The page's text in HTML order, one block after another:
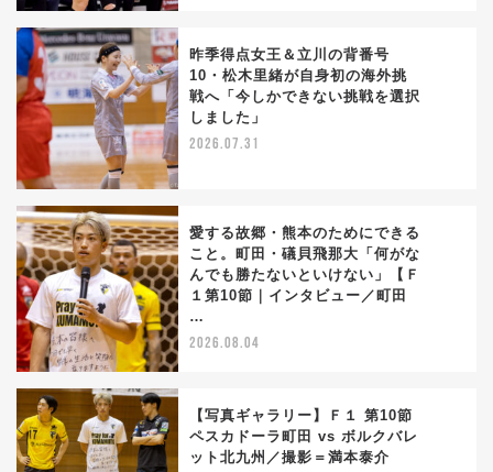
昨季得点女王＆立川の背番号
10・松木里緒が自身初の海外挑
戦へ「今しかできない挑戦を選択
しました」
2026.07.31
愛する故郷・熊本のためにできる
こと。町田・礒貝飛那大「何がな
んでも勝たないといけない」【Ｆ
１第10節｜インタビュー／町田
…
2026.08.04
【写真ギャラリー】Ｆ１ 第10節
ペスカドーラ町田 vs ボルクバレ
ット北九州／撮影＝満本泰介